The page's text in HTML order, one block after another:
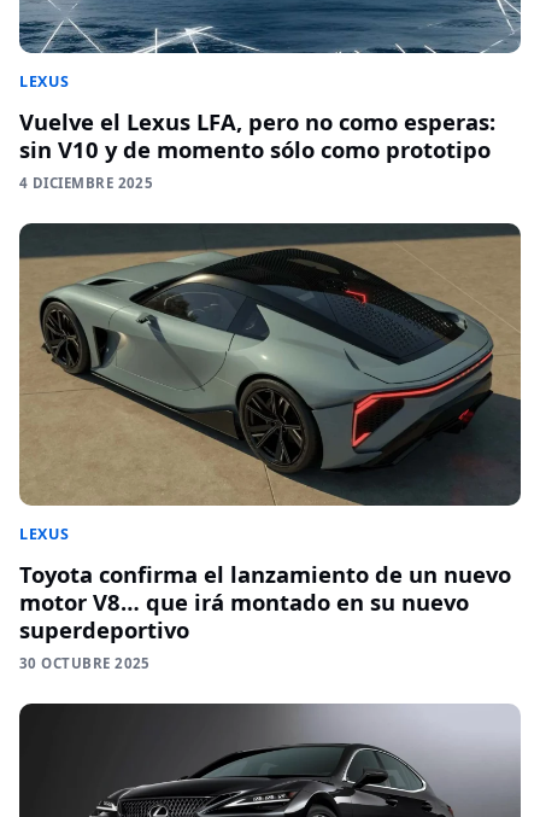
LEXUS
Vuelve el Lexus LFA, pero no como esperas:
sin V10 y de momento sólo como prototipo
4 DICIEMBRE 2025
LEXUS
Toyota confirma el lanzamiento de un nuevo
motor V8… que irá montado en su nuevo
superdeportivo
30 OCTUBRE 2025